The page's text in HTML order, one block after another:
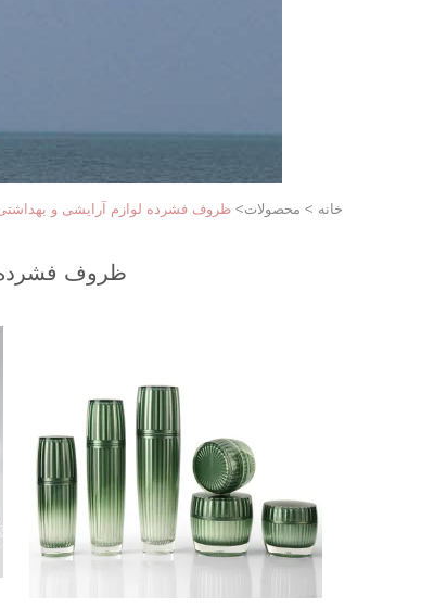
خانه > محصولات> ظروف فشرده لوازم آرایشی و
ظروف فشرده